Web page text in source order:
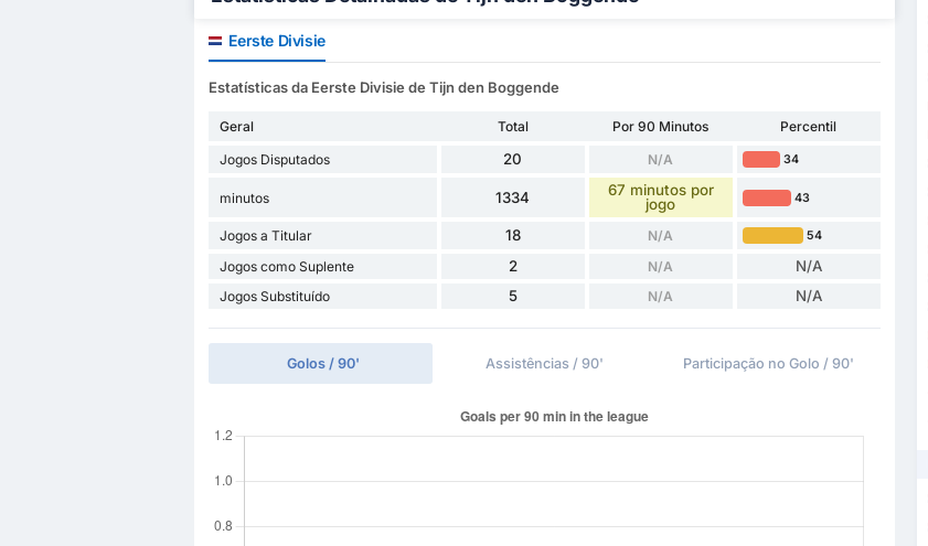
Eerste Divisie
Estatísticas da Eerste Divisie de Tijn den Boggende
Geral Total Por 90 Minutos
Percentil
Jogos Disputados
20 N/A 34
minutos 1334
67 minutos por
jogo
43
Jogos a Titular 18 N/A 54
Jogos como Suplente 2 N/A N/A
Jogos Substituído 5 N/A N/A
Golos / 90' Assistências / 90' Participação no Golo / 90'